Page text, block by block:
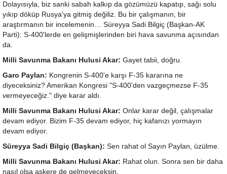
Dolayısıyla, biz sanki sabah kalkıp da gözümüzü kapatıp, sağı solu
yıkıp döküp Rusya'ya gitmiş değiliz. Bu bir çalışmanın, bir
araştırmanın bir incelemenin… Süreyya Sadi Bilgiç (Başkan-AK
Parti): S-400'lerde en gelişmişlerinden biri hava savunma açısından
da.
Milli Savunma Bakanı Hulusi Akar: Gayet tabii, doğru.
Garo Paylan: Kongrenin S-400'e karşı F-35 kararına ne
diyeceksiniz? Amerikan Kongresi "S-400'den vazgeçmezse F-35
vermeyeceğiz." diye karar aldı.
Milli Savunma Bakanı Hulusi Akar: Onlar karar değil, çalışmalar
devam ediyor. Bizim F-35 devam ediyor, hiç kafanızı yormayın
devam ediyor.
Süreyya Sadi Bilgiç (Başkan): Sen rahat ol Sayın Paylan, üzülme.
Milli Savunma Bakanı Hulusi Akar: Rahat olun. Sonra sen bir daha
nasıl olsa askere de gelmeyeceksin.